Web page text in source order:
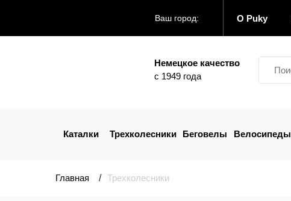
Ваш город: О Puky
Немецкое качество
с 1949 года
Каталки Трехколесники Беговелы Велосипеды
Главная Трехколесники